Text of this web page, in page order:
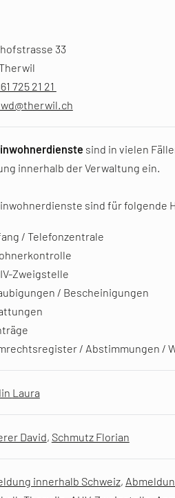
33
725 21 21
sind in vielen
innerhalb der Verwaltung ein.
sind für folgende
/ Telefonzentrale
Zweigstelle
/ Bescheinigungen
/ Abstimmungen /
Saladin Laura
David, Schmutz Florian
innerhalb Schweiz,